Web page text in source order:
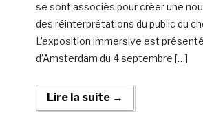
se sont associés pour créer une
des réinterprétations du public du
L’exposition immersive est
d’Amsterdam du 4 septembre […]
Lire la suite →